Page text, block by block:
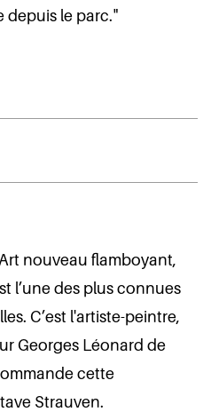
depuis le parc."
nouveau flamboyant,
l’une des plus connues
C’est l'artiste-peintre,
Georges Léonard de
cette
Strauven.